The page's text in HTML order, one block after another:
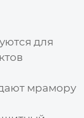
для
мрамору